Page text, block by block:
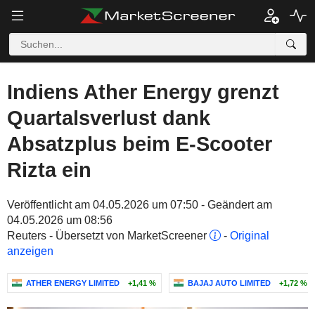
Indiens Ather Energy grenzt
Quartalsverlust dank
Absatzplus beim E-Scooter
Rizta ein
Veröffentlicht am 04.05.2026 um 07:50 - Geändert am
04.05.2026 um 08:56
Reuters - Übersetzt von MarketScreener
- Original
anzeigen
ATHER ENERGY LIMITED +1,41 % BAJAJ AUTO LIMITED +1,72 %